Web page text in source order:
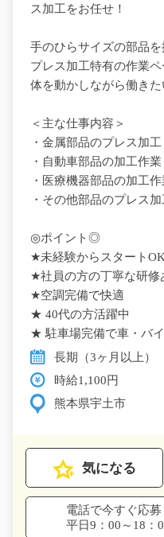
ス加工をお任せ！
手のひらサイズの部品
プレス加工特有の作業
体を動かしながら働き
＜主な仕事内容＞
・金属部品のプレス加工
・自動車部品の加工作業
・医療機器部品の加工作
・その他部品のプレス
◎ポイント◎
★未経験からスタート
★社員の方の丁寧な研修
★空調完備で快適
★ 40代の方活躍中
★ 駐車場完備で車・バ
長期（3ヶ月以上）
時給1,100円
熊本県宇土市
気になる
電話で今すぐ応
平日9：00～18：